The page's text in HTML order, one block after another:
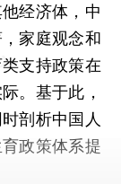
经济体，中
家庭观念和
支持政策在
。基于此，
剖析中国人
政策体系提